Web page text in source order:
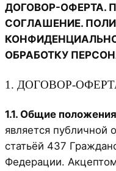
ДОГОВОР-ОФЕРТА.
СОГЛАШЕНИЕ.
ОБРАБОТКУ
1. ДОГОВОР-
1.1. Общие положения
является публичной
статьёй 437
Федерации.